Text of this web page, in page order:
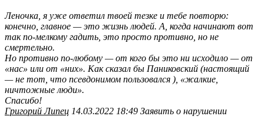
Леночка, я уже ответил твоей тезке и тебе повторю:
конечно, главное — это жизнь людей. А, когда начинают вот
так по-мелкому гадить, это просто противно, но не
смертельно.
Но противно по-любому — от кого бы это ни исходило — от
«нас» или от «них». Как сказал бы Паниковский (настоящий
— не тот, что псевдонимом пользовался ), «жалкие,
ничтожные люди».
Спасибо!
Григорий Липец 14.03.2022 18:49 Заявить о нарушении